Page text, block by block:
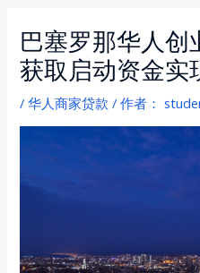
巴塞罗那华人创
获取启动资金实
/华人商家贷款 / 作者：